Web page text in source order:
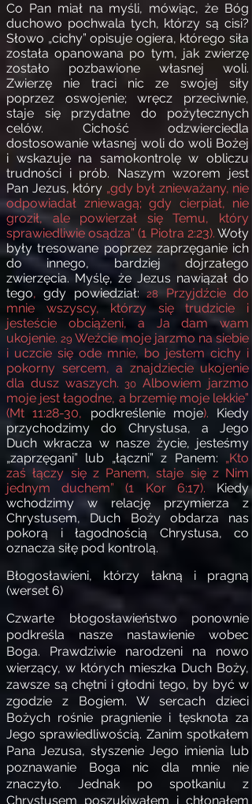
Co Pan miał na myśli, mówiąc, że Bóg
duchowo pochwala tych, którzy są cisi?
Słowo „cichy” opisuje ogiera, którego siła
została opanowana po tym, jak zwierzę
zostało pozbawione własnej woli.
Zwierzę nie traci nic ze swojej siły
poprzez oswojenie; wręcz przeciwnie,
staje się przydatne do pożytecznych
celów. Cichość odzwierciedla
dostosowanie własnej woli do woli Bożej
i wskazuje na samokontrolę w obliczu
trudności i prób. Naszym wzorem jest
Pan Jezus, który „gdy był znieważany, nie
odpowiadał zniewagą; gdy cierpiał, nie
groził, ale powierzał się Temu, który
sprawiedliwie osądza” (1 Piotra 2:23). Woły
były tresowane poprzez zaprzęganie ich
do innego, bardziej dojrzałego
zwierzęcia. Myślę, że Jezus nawiązał do
tego, gdy powiedział:28
Przyjdźcie do
mnie wszyscy, którzy się trudzicie i
jesteście obciążeni, a Ja dam wam
ukojenie.29 Weźcie moje jarzmo na siebie
i uczcie się ode mnie, bo jestem cichy i
pokorny sercem, a znajdziecie ukojenie
dla dusz waszych. 30 Albowiem jarzmo
moje jest łagodne, a brzemię moje lekkie”
(Mt 11:28-30, podkreślenie moje). Kiedy
przychodzimy do Chrystusa, a Jego
Duch wkracza w nasze życie, jesteśmy
„zaprzęgani” lub „łączni” z Panem: „Kto
zaś łączy się z Panem, staje się z Nim
jednym duchem” (1 Kor 6:17). Kiedy
wchodzimy w relację przymierza z
Chrystusem, Duch Boży obdarza nas
pokorą i łagodnością Chrystusa, co
oznacza siłę pod kontrolą.
Błogosławieni, którzy łakną i pragną
(werset 6)
Czwarte błogosławieństwo ponownie
podkreśla nasze nastawienie wobec
Boga. Prawdziwie narodzeni na nowo
wierzący, w których mieszka Duch Boży,
zawsze są chętni i głodni tego, by być w
zgodzie z Bogiem. W sercach dzieci
Bożych rośnie pragnienie i tęsknota za
Jego sprawiedliwością. Zanim spotkałem
Pana Jezusa, słyszenie Jego imienia lub
poznawanie Boga nic dla mnie nie
znaczyło. Jednak po spotkaniu z
Chrystusem poszukiwałem i chłonąłem